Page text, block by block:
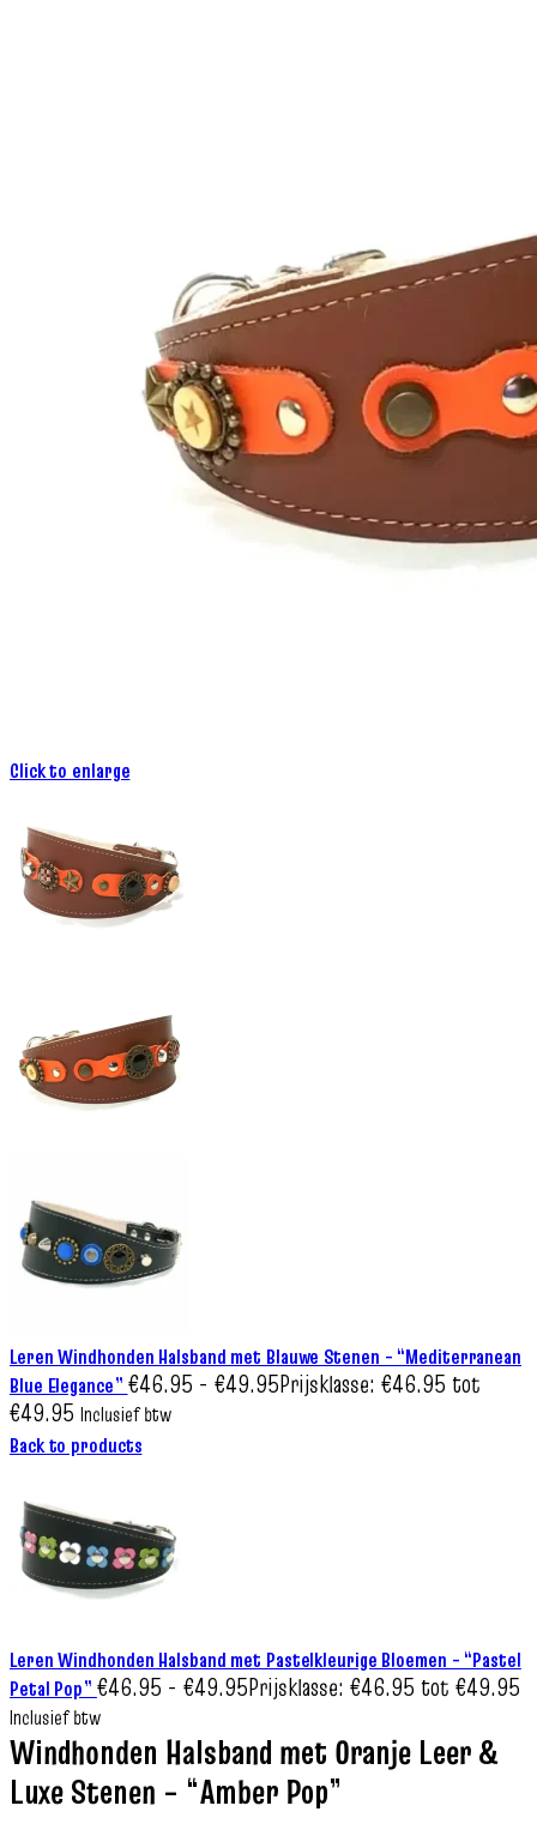
Click to enlarge
Leren Windhonden Halsband met Blauwe Stenen – “Mediterranean
Blue Elegance” €46.95 - €49.95Prijsklasse: €46.95 tot
€49.95 Inclusief btw
Back to products
Leren Windhonden Halsband met Pastelkleurige Bloemen – “Pastel
Petal Pop” €46.95 - €49.95Prijsklasse: €46.95 tot €49.95
Inclusief btw
Windhonden Halsband met Oranje Leer &
Luxe Stenen – “Amber Pop”